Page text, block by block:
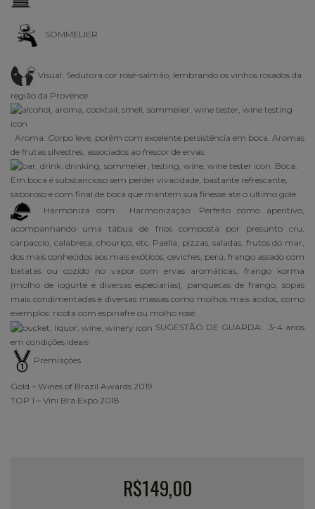
SOMMELIER
Visual: Sedutora cor rosé-salmão, lembrando os vinhos rosados da
região da Provence.
Aroma: Corpo leve, porém com excelente persistência em boca. Aromas
de frutas silvestres, associados ao frescor de ervas.
Boca:
Em boca é substancioso sem perder vivacidade, bastante refrescante,
saboroso e com final de boca que mantém sua finesse até o último gole.
Harmoniza com: Harmonização: Perfeito como aperitivo,
acompanhando uma tábua de frios composta por presunto cru,
carpaccio, calabresa, chouriço, etc. Paella, pizzas, saladas, frutos do mar,
dos mais conhecidos aos mais exóticos, ceviches, perú, frango assado com
batatas ou cozido no vapor com ervas aromáticas, frango korma
(molho de iogurte e diversas especiarias), panquecas de frango, sopas
mais condimentadas e diversas massas como molhos mais ácidos, como
exemplos: ricota com espinafre ou molho rosé.
SUGESTÃO DE GUARDA: 3-4 anos
em condições ideais
Premiações
Gold – Wines of Brazil Awards 2019
TOP 1 – Vini Bra Expo 2018
R$149,00